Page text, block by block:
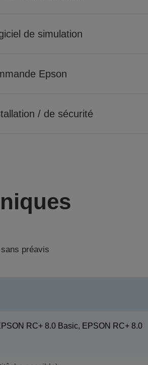
de simulation
Epson
/ de sécurité
préavis
RC+ 8.0 Basic, EPSON RC+ 8.0